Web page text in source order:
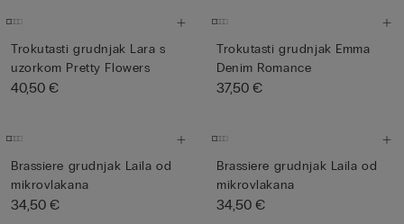
Trokutasti grudnjak Lara s
uzorkom Pretty Flowers
40,50 €
Trokutasti grudnjak Emma
Denim Romance
37,50 €
Brassiere grudnjak Laila od
mikrovlakana
34,50 €
Brassiere grudnjak Laila od
mikrovlakana
34,50 €